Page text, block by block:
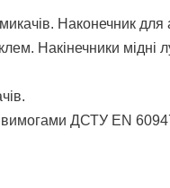
Наконечник для
Накінечники
вимогами ДСТУ EN